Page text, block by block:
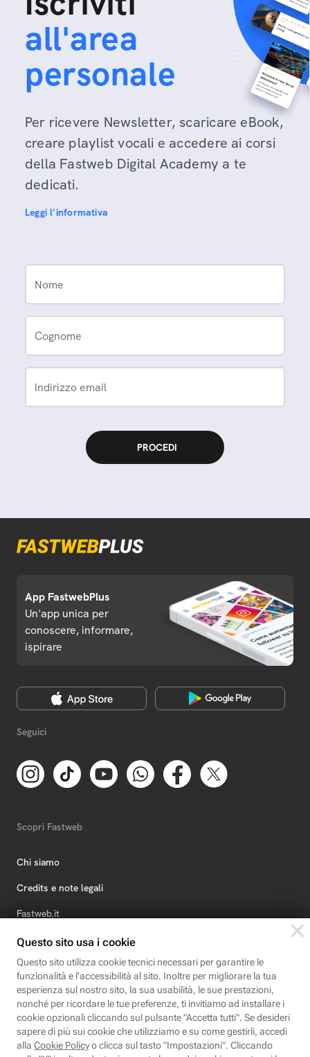
all'area
personale
Per ricevere Newsletter, scaricare eBook,
creare playlist vocali e accedere ai corsi
della Fastweb Digital Academy a te
dedicati.
Leggi l'informativa
Nome
Cognome
Indirizzo email
App FastwebPlus
Un'app unica per
conoscere, informare,
ispirare
Seguici
Scopri Fastweb
Chi siamo
Credits e note legali
Fastweb.it
Formazione
Fastweb Digital Academy
STEP FuturAbility District